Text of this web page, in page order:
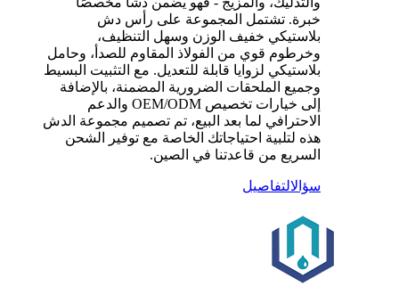
خبرة. تشتمل المجموعة على رأس دش
بلاستيكي خفيف الوزن وسهل التنظيف،
وخرطوم قوي من الفولاذ المقاوم للصدأ، وحامل
بلاستيكي لزوايا قابلة للتعديل. مع التثبيت البسيط
وجميع الملحقات الضرورية المضمنة، بالإضافة
إلى خيارات تخصيص OEM/ODM والدعم
الاحترافي لما بعد البيع، تم تصميم مجموعة الدش
هذه لتلبية احتياجاتك الخاصة مع توفير الشحن
السريع من قاعدتنا في الصين.
سؤالالتفاصيل